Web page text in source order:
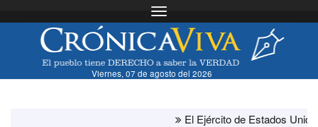
Toggle navigation
Viernes, 07 de agosto del 2026
El Ejército de Estados Unidos